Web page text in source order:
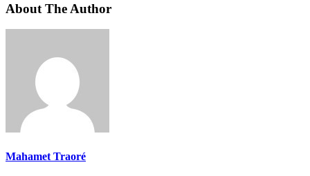
About The Author
Mahamet Traoré